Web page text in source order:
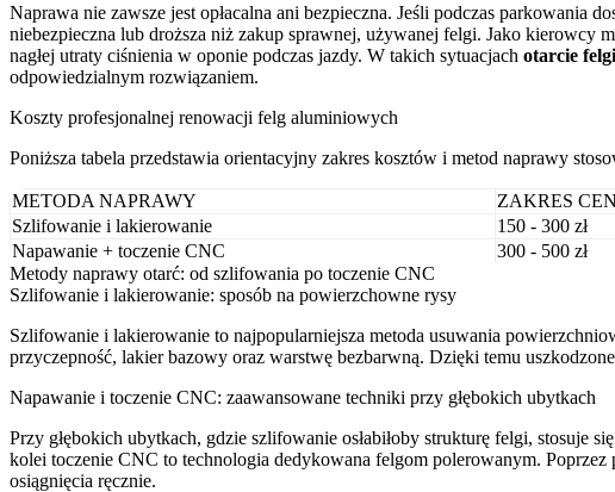
Naprawa nie zawsze jest opłacalna ani bezpieczna. Jeśli podczas parkowania
niebezpieczna lub droższa niż zakup sprawnej, używanej felgi. Jako kierowcy
nagłej utraty ciśnienia w oponie podczas jazdy. W takich sytuacjach otarcie
odpowiedzialnym rozwiązaniem.
Koszty profesjonalnej renowacji felg aluminiowych
Poniższa tabela przedstawia orientacyjny zakres kosztów i metod naprawy
METODA NAPRAWY ZAKRES
Szlifowanie i lakierowanie
150 - 300 zł
Napawanie + toczenie CNC
300 - 500 zł
Metody naprawy otarć: od szlifowania po toczenie CNC
Szlifowanie i lakierowanie: sposób na powierzchowne rysy
Szlifowanie i lakierowanie to najpopularniejsza metoda usuwania
przyczepność, lakier bazowy oraz warstwę bezbarwną. Dzięki temu
Napawanie i toczenie CNC: zaawansowane techniki przy głębokich ubytkach
Przy głębokich ubytkach, gdzie szlifowanie osłabiłoby strukturę felgi, stosuje
kolei toczenie CNC to technologia dedykowana felgom polerowanym.
osiągnięcia ręcznie.